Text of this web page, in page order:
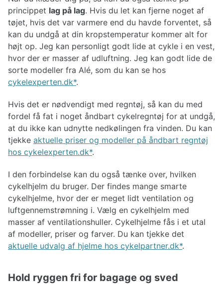
princippet lag på lag. Hvis du let kan fjerne noget af
tøjet, hvis det var varmere end du havde forventet, så
kan du undgå at din kropstemperatur kommer alt for
højt op. Jeg kan personligt godt lide at cykle i en vest,
hvor der er masser af udluftning. Jeg kan godt lide de
sorte modeller fra Alé, som du kan se hos
cykelexperten.dk .
Hvis det er nødvendigt med regntøj, så kan du med
fordel få fat i noget åndbart cykelregntøj for at undgå,
at du ikke kan udnytte nedkølingen fra vinden. Du kan
tjekke aktuelle priser og modeller på åndbart regntøj
hos cykelexperten.dk .
I den forbindelse kan du også tænke over, hvilken
cykelhjelm du bruger. Der findes mange smarte
cykelhjelme, hvor der er meget lidt ventilation og
luftgennemstrømning i. Vælg en cykelhjelm med
masser af ventilationshuller. Cykelhjelme fås i et utal
af modeller, priser og farver. Du kan tjekke det
aktuelle udvalg af hjelme hos cykelpartner.dk .
Hold ryggen fri for bagage og sved